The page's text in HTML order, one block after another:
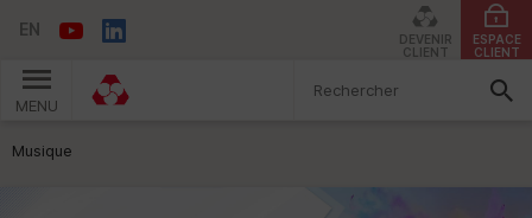
EN
DEVENIR
CLIENT
ESPACE
CLIENT
MENU
Vous êtes ici:
Musique